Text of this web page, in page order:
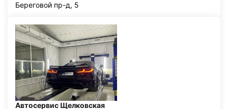
Береговой пр-д, 5
Автосервис Щелковская